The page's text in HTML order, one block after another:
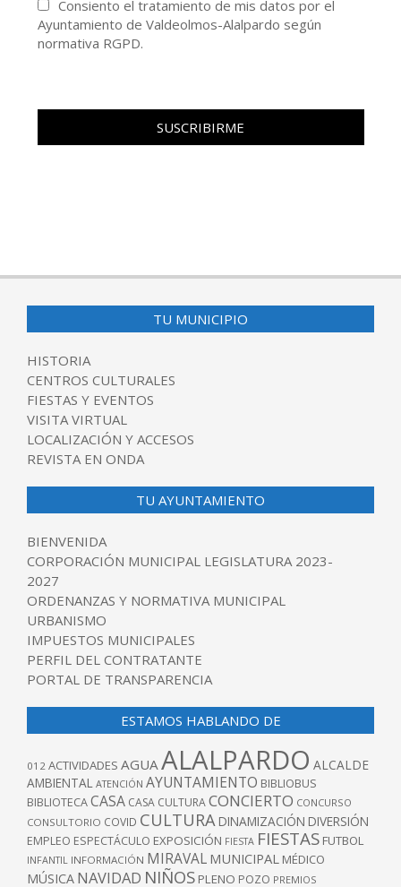
Consiento el tratamiento de mis datos por el
Ayuntamiento de Valdeolmos-Alalpardo según
normativa RGPD.
TU MUNICIPIO
HISTORIA
CENTROS CULTURALES
FIESTAS Y EVENTOS
VISITA VIRTUAL
LOCALIZACIÓN Y ACCESOS
REVISTA EN ONDA
TU AYUNTAMIENTO
BIENVENIDA
CORPORACIÓN MUNICIPAL LEGISLATURA 2023-
2027
ORDENANZAS Y NORMATIVA MUNICIPAL
URBANISMO
IMPUESTOS MUNICIPALES
PERFIL DEL CONTRATANTE
PORTAL DE TRANSPARENCIA
ESTAMOS HABLANDO DE
012 ACTIVIDADES AGUAALALPARDO ALCALDE
AMBIENTAL ATENCIÓN AYUNTAMIENTO BIBLIOBUS
BIBLIOTECACASA CASA CULTURACONCIERTO CONCURSO
CONSULTORIO COVID CULTURA DINAMIZACIÓN DIVERSIÓN
EMPLEO ESPECTÁCULO EXPOSICIÓN FIESTA FIESTAS FUTBOL
INFANTIL INFORMACIÓN MIRAVAL MUNICIPAL MÉDICO
MÚSICA NAVIDAD NIÑOS PLENO POZO PREMIOS